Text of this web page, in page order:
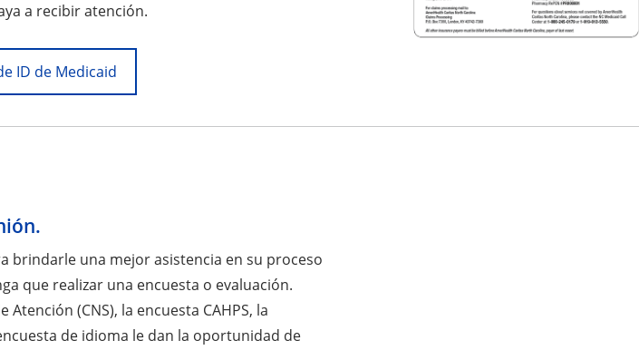
a recibir atención.
ID de Medicaid
brindarle una mejor asistencia en su proceso
que realizar una encuesta o evaluación.
(CNS), la encuesta CAHPS, la
de idioma le dan la oportunidad de